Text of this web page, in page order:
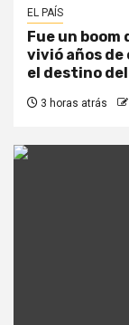
EL PAÍS
Fue un
vivió años de
el destino
3 horas atrás